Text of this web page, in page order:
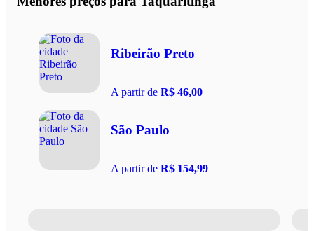
Ribeirão Preto
A partir de R$ 46,00
São Paulo
A partir de R$ 154,99